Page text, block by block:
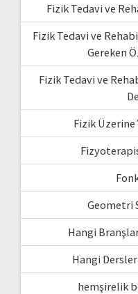
Fizik Tedavi ve
Fizik Tedavi ve
Gereken
Fizik Tedavi ve
Fizik Üzerine
Geometri
Hangi
Hangi
hemşirelik